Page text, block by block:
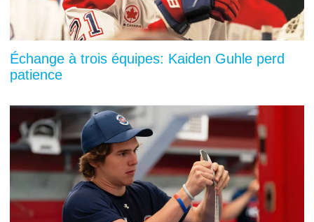
Échange à trois équipes: Kaiden Guhle perd
patience